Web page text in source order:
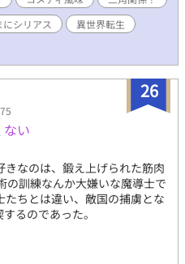
にシリアス
異世界転生
26
い
なのは、鍛え上げられた筋肉
の訓練なんか大嫌いな魔導士で
ちとは違い、敵国の捕虜とな
るのであった。